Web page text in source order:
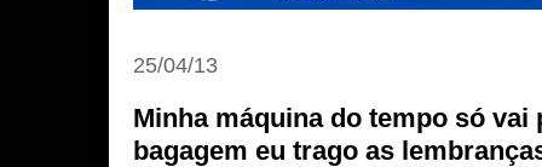
25/04/13
Minha máquina do tempo só vai
bagagem eu trago as